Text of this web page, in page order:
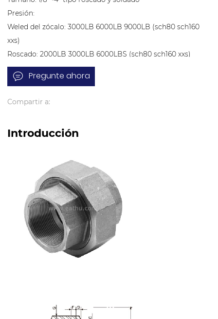
Presión:
Weled del zócalo: 3000LB 6000LB 9000LB (sch80 sch160
xxs)
Roscado: 2000LB 3000LB 6000LBS (sch80 sch160 xxs)
Conexión: Rosca (NPT, BSP, RP, G), Soldadura por enchufe
Tipo: Codo, T, niple, acoplamiento completo, medio
cabeza hexagonal, niple de estampación, unión, weldolet,
Estándar: ANSI B16.11, EN10241, BS3799, JIS B2316, MSS SP-
Tratamiento superficial: chorro de arena, aceite
antioxidante, galvanizado, pulido, negro.
Espesor de pared: SCH5S, SCH10S, SCH10, SCH40S, STD, XS,
XXS, SCH20, SCH30, SCH40, SCH60, SCH80, SCH160, XXS y
Material:
Acero inoxidable: A182 F304 / 304L, A182 F316 / 316L, A182
F321, A182 F310S, A182 F347H, A182 F316Ti, A182 F317, 904L,
Pregunte ahora
Compartir a:
Introducción